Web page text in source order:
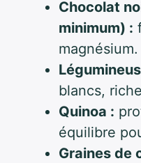
Chocolat
minimum) :
magnésium.
blancs,
Quinoa :
équilibre
Graines de